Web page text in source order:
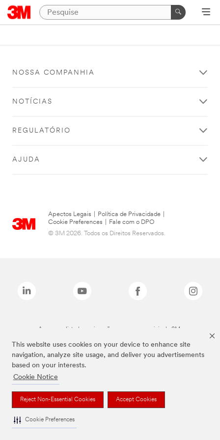
This website uses cookies on your device to enhance site
navigation, analyze site usage, and deliver you advertisements
based on your interests.
Cookie Notice
Reject Non-Essential Cookies Accept Cookies
Cookie Preferences
NOSSA COMPANHIA
NOTÍCIAS
REGULATÓRIO
AJUDA
Apectos Legais Política de Privacidade
Cookie Preferences
Fale com o DPO
© 3M 2026. Todos os Direitos Reservados.
As marcas listadas a cima são marcas comerciais da 3M.